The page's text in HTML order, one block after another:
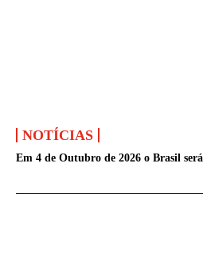
NOTÍCIAS
Em 4 de Outubro de 2026 o Brasil